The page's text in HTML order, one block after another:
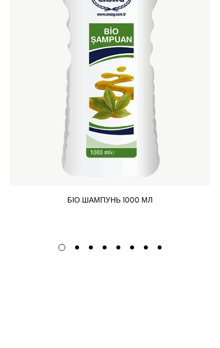
БІО ШАМПУНЬ 1000 МЛ